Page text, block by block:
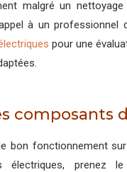
malgré un
à un professionnel
pour une
composants
bon fonctionnement
électriques, prenez